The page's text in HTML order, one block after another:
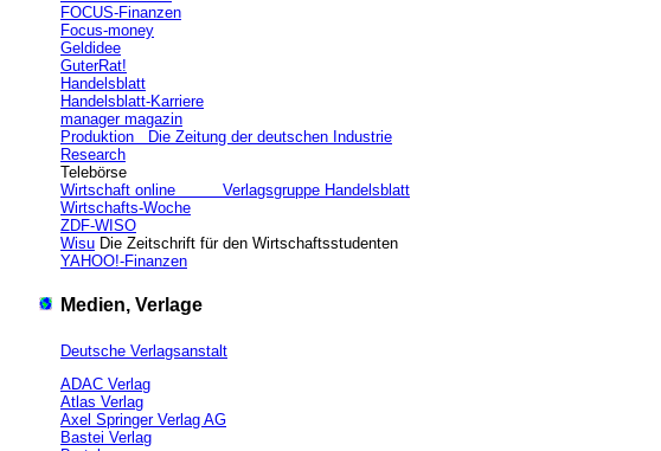
FOCUS-Finanzen
Focus-money
Geldidee
GuterRat!
Handelsblatt
Handelsblatt-Karriere
manager magazin
Produktion Die Zeitung der deutschen Industrie
Research
Telebörse
Wirtschaft online Verlagsgruppe Handelsblatt
Wirtschafts-Woche
ZDF-WISO
Wisu Die Zeitschrift für den Wirtschaftsstudenten
YAHOO!-Finanzen
Medien, Verlage
Deutsche Verlagsanstalt
ADAC Verlag
Atlas Verlag
Axel Springer Verlag AG
Bastei Verlag